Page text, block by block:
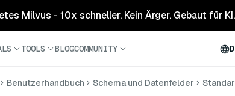
Milvus - 10x schneller. Kein Ärger. Gebaut für KI.
TOOLS BLOGCOMMUNITY
Benutzerhandbuch Schema und Datenfelder